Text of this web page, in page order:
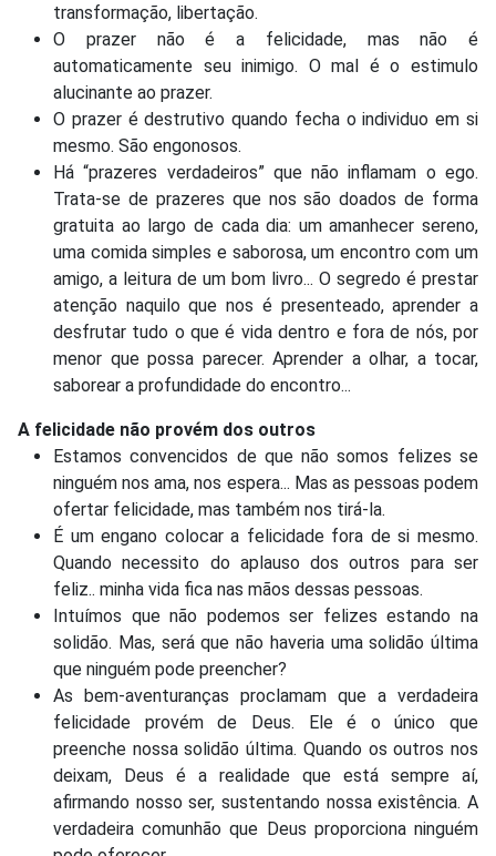
transformação, libertação.
O prazer não é a felicidade, mas não é
automaticamente seu inimigo. O mal é o estimulo
alucinante ao prazer.
O prazer é destrutivo quando fecha o individuo em si
mesmo. São engonosos.
Há “prazeres verdadeiros” que não inflamam o ego.
Trata-se de prazeres que nos são doados de forma
gratuita ao largo de cada dia: um amanhecer sereno,
uma comida simples e saborosa, um encontro com um
amigo, a leitura de um bom livro... O segredo é prestar
atenção naquilo que nos é presenteado, aprender a
desfrutar tudo o que é vida dentro e fora de nós, por
menor que possa parecer. Aprender a olhar, a tocar,
saborear a profundidade do encontro...
A felicidade não provém dos outros
Estamos convencidos de que não somos felizes se
ninguém nos ama, nos espera... Mas as pessoas podem
ofertar felicidade, mas também nos tirá-la.
É um engano colocar a felicidade fora de si mesmo.
Quando necessito do aplauso dos outros para ser
feliz.. minha vida fica nas mãos dessas pessoas.
Intuímos que não podemos ser felizes estando na
solidão. Mas, será que não haveria uma solidão última
que ninguém pode preencher?
As bem-aventuranças proclamam que a verdadeira
felicidade provém de Deus. Ele é o único que
preenche nossa solidão última. Quando os outros nos
deixam, Deus é a realidade que está sempre aí,
afirmando nosso ser, sustentando nossa existência. A
verdadeira comunhão que Deus proporciona ninguém